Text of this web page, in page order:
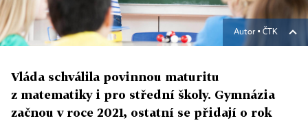
Autor ▪ ČTK
Vláda schválila povinnou maturitu
z matematiky i pro střední školy. Gymnázia
začnou v roce 2021, ostatní se přidají o rok